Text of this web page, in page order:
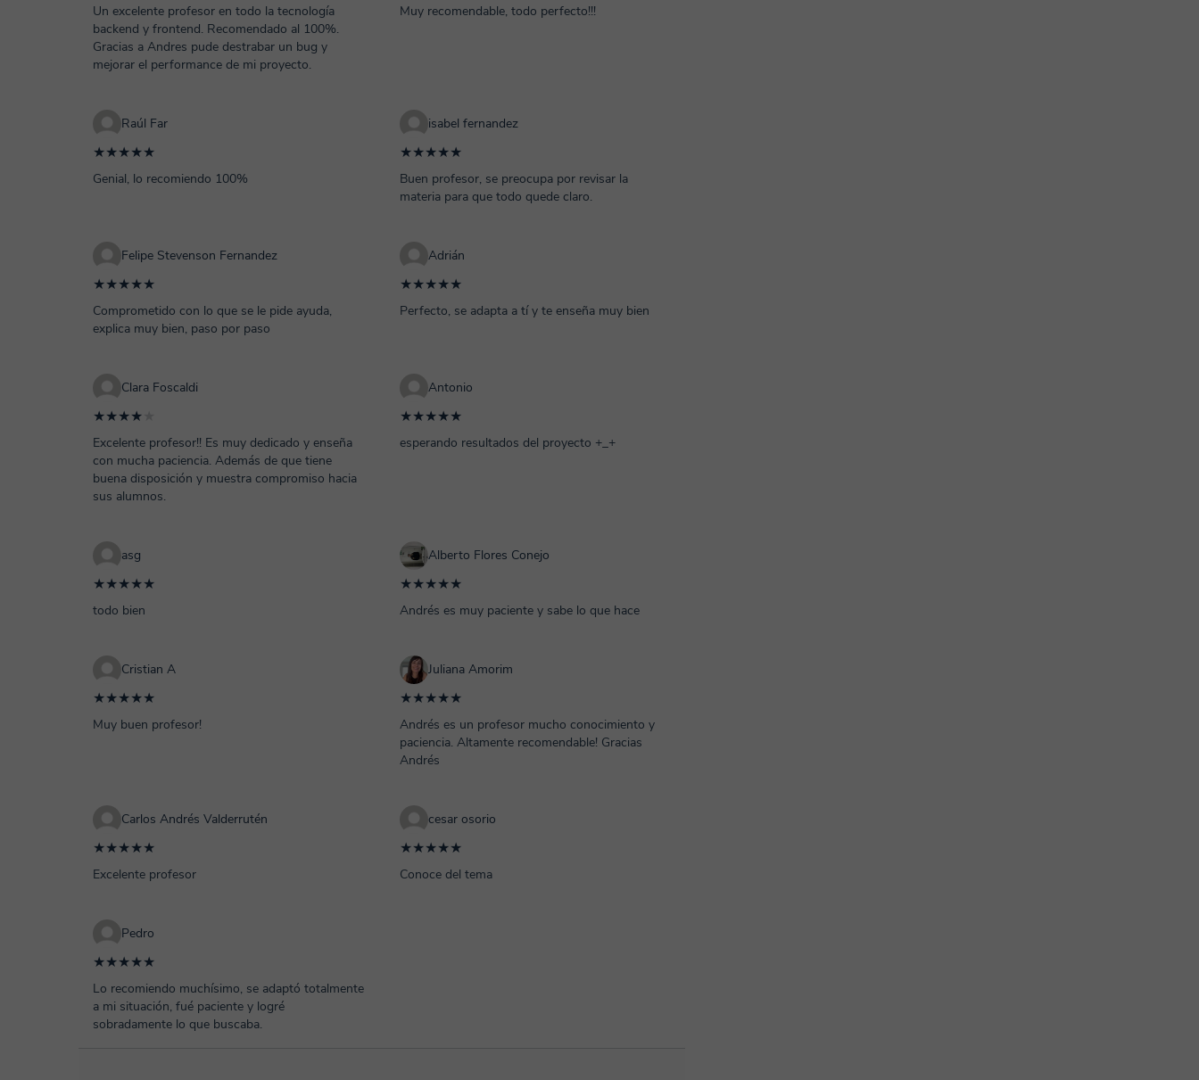
Un excelente profesor en todo la tecnología
backend y frontend. Recomendado al 100%.
Gracias a Andres pude destrabar un bug y
mejorar el performance de mi proyecto.
Muy recomendable, todo perfecto!!!
Raúl Far
★★★★★
Genial, lo recomiendo 100%
isabel fernandez
★★★★★
Buen profesor, se preocupa por revisar la
materia para que todo quede claro.
Felipe Stevenson Fernandez
★★★★★
Comprometido con lo que se le pide ayuda,
explica muy bien, paso por paso
Adrián
★★★★★
Perfecto, se adapta a tí y te enseña muy bien
Clara Foscaldi
★★★★
Excelente profesor!! Es muy dedicado y enseña
con mucha paciencia. Además de que tiene
buena disposición y muestra compromiso hacia
sus alumnos.
Antonio
★★★★★
esperando resultados del proyecto +_+
asg
★★★★★
todo bien
Alberto Flores Conejo
★★★★★
Andrés es muy paciente y sabe lo que hace
Cristian A
★★★★★
Muy buen profesor!
Juliana Amorim
★★★★★
Andrés es un profesor mucho conocimiento y
paciencia. Altamente recomendable! Gracias
Andrés
Carlos Andrés Valderrutén
★★★★★
Excelente profesor
cesar osorio
★★★★★
Conoce del tema
Pedro
★★★★★
Lo recomiendo muchísimo, se adaptó totalmente
a mi situación, fué paciente y logré
sobradamente lo que buscaba.